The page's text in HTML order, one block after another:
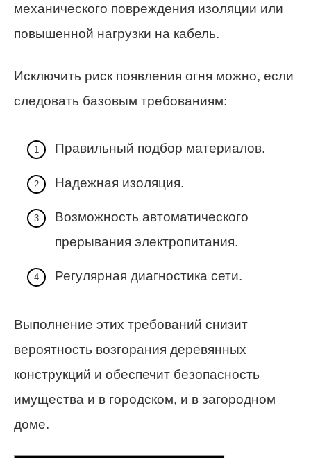
механического повреждения изоляции или
повышенной нагрузки на кабель.
Исключить риск появления огня можно, если
следовать базовым требованиям:
Правильный подбор материалов.
Надежная изоляция.
Возможность автоматического
прерывания электропитания.
Регулярная диагностика сети.
Выполнение этих требований снизит
вероятность возгорания деревянных
конструкций и обеспечит безопасность
имущества и в городском, и в загородном
доме.